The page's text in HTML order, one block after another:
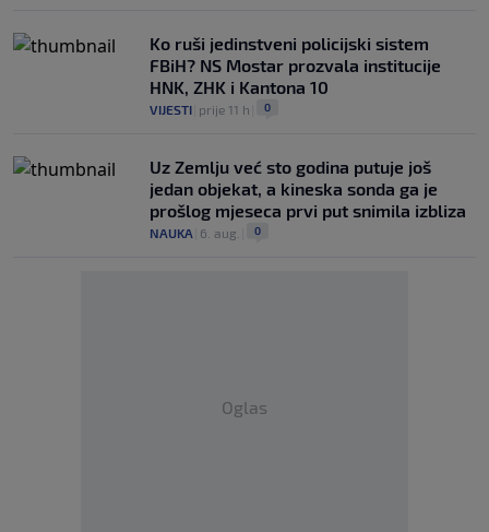
Ko ruši jedinstveni policijski sistem
FBiH? NS Mostar prozvala institucije
HNK, ZHK i Kantona 10
VIJESTI prije 11 h 0
Uz Zemlju već sto godina putuje još
jedan objekat, a kineska sonda ga je
prošlog mjeseca prvi put snimila izbliza
NAUKA 6. aug. 0
Oglas